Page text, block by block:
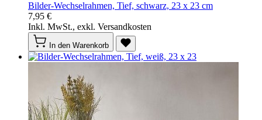
Bilder-Wechselrahmen, Tief, schwarz, 23 x 23 cm
7,95 €
Inkl. MwSt., exkl. Versandkosten
In den Warenkorb